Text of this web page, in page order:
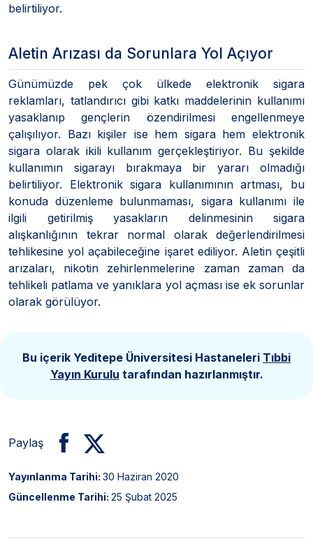
belirtiliyor.
Aletin Arızası da Sorunlara Yol Açıyor
Günümüzde pek çok ülkede elektronik sigara
reklamları, tatlandırıcı gibi katkı maddelerinin kullanımı
yasaklanıp gençlerin özendirilmesi engellenmeye
çalışılıyor. Bazı kişiler ise hem sigara hem elektronik
sigara olarak ikili kullanım gerçekleştiriyor. Bu şekilde
kullanımın sigarayı bırakmaya bir yararı olmadığı
belirtiliyor. Elektronik sigara kullanımının artması, bu
konuda düzenleme bulunmaması, sigara kullanımı ile
ilgili getirilmiş yasakların delinmesinin sigara
alışkanlığının tekrar normal olarak değerlendirilmesi
tehlikesine yol açabileceğine işaret ediliyor. Aletin çeşitli
arızaları, nikotin zehirlenmelerine zaman zaman da
tehlikeli patlama ve yanıklara yol açması ise ek sorunlar
olarak görülüyor.
Bu içerik Yeditepe Üniversitesi Hastaneleri Tıbbi
Yayın Kurulu tarafından hazırlanmıştır.
Paylaş
Yayınlanma Tarihi: 30 Haziran 2020
Güncellenme Tarihi: 25 Şubat 2025